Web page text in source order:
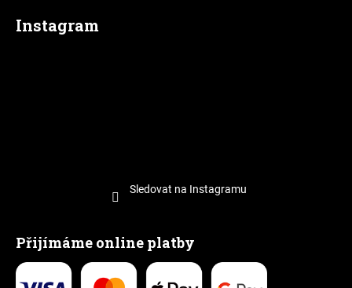
Instagram
Sledovat na Instagramu
Přijímáme online platby